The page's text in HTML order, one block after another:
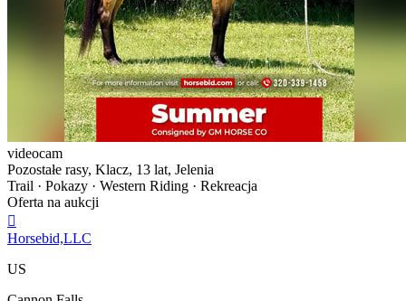
videocam
Pozostałe rasy, Klacz, 13 lat, Jelenia
Trail · Pokazy · Western Riding · Rekreacja
Oferta na aukcji

Horsebid,LLC
US